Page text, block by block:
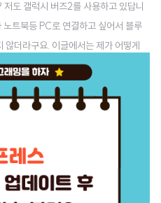
도 갤럭시 버즈2를 사용하고 있답니
트북등 PC로 연결하고 싶어서 블루
않더라구요. 이글에서는 제가 어떻게
하겠습니다. 1. 갤럭시 버즈2 PC 연결
도할 때, 종종 페어링이 되지 않는 문
많았던거일 수도 있고, 블루투스 버전
갤럭시 버즈2, 갤럭시 버즈2, 버즈2 프